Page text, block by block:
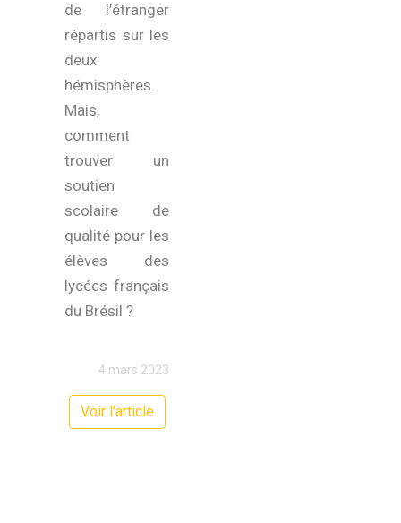
de l’étranger
répartis sur les
deux
hémisphères.
Mais,
comment
trouver un
soutien
scolaire de
qualité pour les
élèves des
lycées français
du Brésil ?
4 mars 2023
Voir l'article